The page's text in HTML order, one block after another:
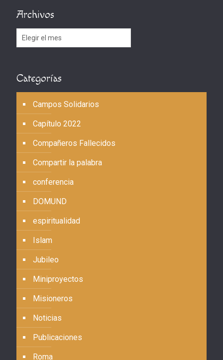
Archivos
Archivos
Categorías
Campos Solidarios
Capítulo 2022
Compañeros Fallecidos
Compartir la palabra
conferencia
DOMUND
espiritualidad
Islam
Jubileo
Miniproyectos
Misioneros
Noticias
Publicaciones
Roma